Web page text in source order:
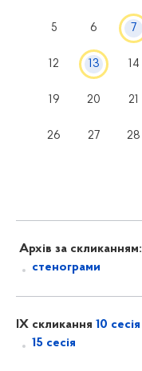
5 6 7
12 13 14
19 20 21
26 27 28
Архів за скликанням:
стенограми
IX скликання 10 сесія
15 сесія